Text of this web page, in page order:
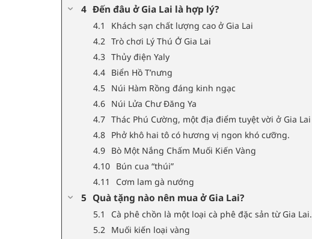
Đến đâu ở Gia Lai là hợp lý?
Khách sạn chất lượng cao ở Gia Lai
Trò chơi Lý Thú Ở Gia Lai
Thủy điện Yaly
Biển Hồ T’nưng
Núi Hàm Rồng đáng kinh ngạc
Núi Lửa Chư Đăng Ya
Thác Phú Cường, một địa điểm tuyệt vời ở Gia Lai
Phở khô hai tô có hương vị ngon khó cưỡng.
Bò Một Nắng Chấm Muối Kiến Vàng
Bún cua “thúi”
Cơm lam gà nướng
Quà tặng nào nên mua ở Gia Lai?
Cà phê chồn là một loại cà phê đặc sản từ Gia Lai.
Muối kiến loại vàng